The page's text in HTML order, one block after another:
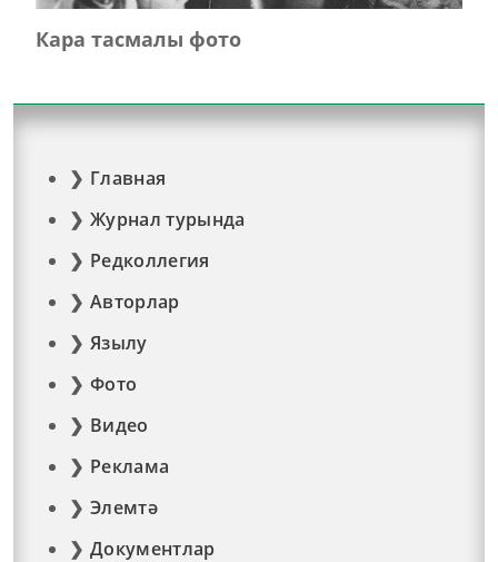
Кара тасмалы фото
Главная
Журнал турында
Редколлегия
Авторлар
Язылу
Фото
Видео
Реклама
Элемтә
Документлар